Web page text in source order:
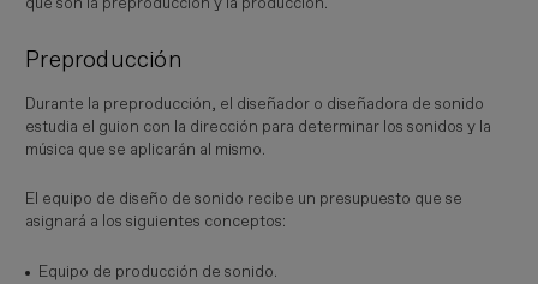
que son la preproducción y la producción.
Preproducción
Durante la preproducción, el diseñador o diseñadora de sonido
estudia el guion con la dirección para determinar los sonidos y la
música que se aplicarán al mismo.
El equipo de diseño de sonido recibe un presupuesto que se
asignará a los siguientes conceptos:
Equipo de producción de sonido.